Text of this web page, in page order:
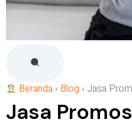
Beranda › Blog › Jasa
Jasa